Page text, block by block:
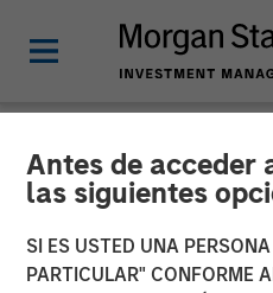
Antes de acceder
las siguientes
SI ES USTED UNA
PARTICULAR" CONFORME
NEWSROOM
MSREI